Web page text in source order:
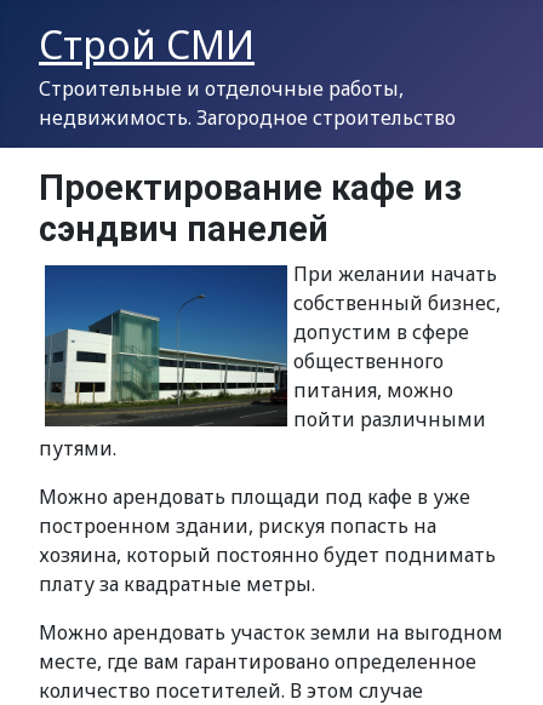
Строй СМИ
Строительные и отделочные работы,
недвижимость. Загородное строительство
Проектирование кафе из
сэндвич панелей
При желании начать
собственный бизнес,
допустим в сфере
общественного
питания, можно
пойти различными
путями.
Можно арендовать площади под кафе в уже
построенном здании, рискуя попасть на
хозяина, который постоянно будет поднимать
плату за квадратные метры.
Можно арендовать участок земли на выгодном
месте, где вам гарантировано определенное
количество посетителей. В этом случае